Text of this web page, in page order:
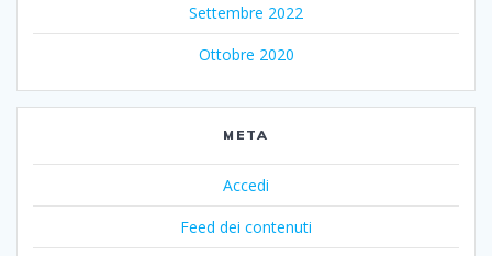
Settembre 2022
Ottobre 2020
META
Accedi
Feed dei contenuti